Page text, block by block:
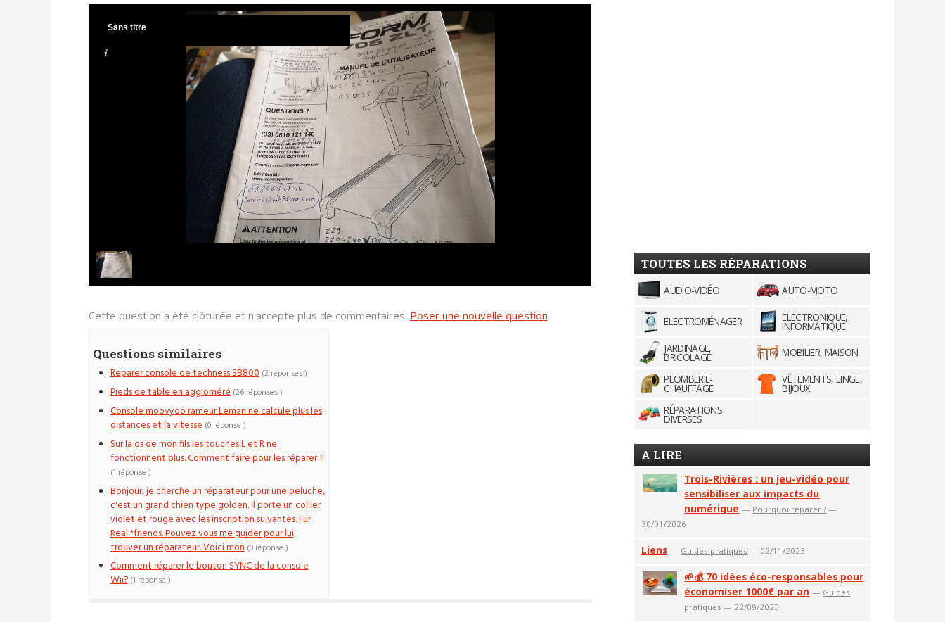
Sans titre
Cette question a été clôturée et n'accepte plus de commentaires. Poser une nouvelle question
Questions similaires
Reparer console de techness SB800 (2 réponses )
Pieds de table en aggloméré (26 réponses )
Console moovyoo rameur Leman ne calcule plus les
distances et la vitesse (0 réponse )
Sur la ds de mon fils les touches L et R ne
fonctionnent plus. Comment faire pour les réparer ?
(1 réponse )
Bonjour, je cherche un réparateur pour une peluche,
c'est un grand chien type golden. Il porte un collier
violet et rouge avec les inscription suivantes. Fur
Real *friends. Pouvez vous me guider pour lui
trouver un réparateur. Voici mon (0 réponse )
Comment réparer le bouton SYNC de la console
Wii? (1 réponse )
TOUTES LES RÉPARATIONS
AUDIO-VIDÉO AUTO-MOTO
ELECTROMÉNAGER ELECTRONIQUE,
INFORMATIQUE
JARDINAGE,
BRICOLAGE
MOBILIER, MAISON
PLOMBERIE-
CHAUFFAGE
VÊTEMENTS, LINGE,
BIJOUX
RÉPARATIONS
DIVERSES
A LIRE
Trois-Rivières : un jeu-vidéo pour
sensibiliser aux impacts du
numérique — Pourquoi réparer ? —
30/01/2026
Liens — Guides pratiques — 02/11/2023
🌱💰 70 idées éco-responsables pour
économiser 1000€ par an — Guides
pratiques — 22/09/2023